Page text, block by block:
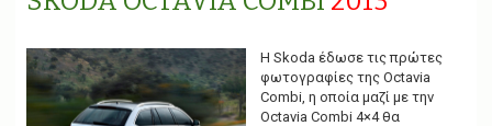
o
n
H Skoda έδωσε τις πρώτες
φωτογραφίες της Octavia
Combi, η οποία μαζί με την
Octavia Combi 4×4 θα